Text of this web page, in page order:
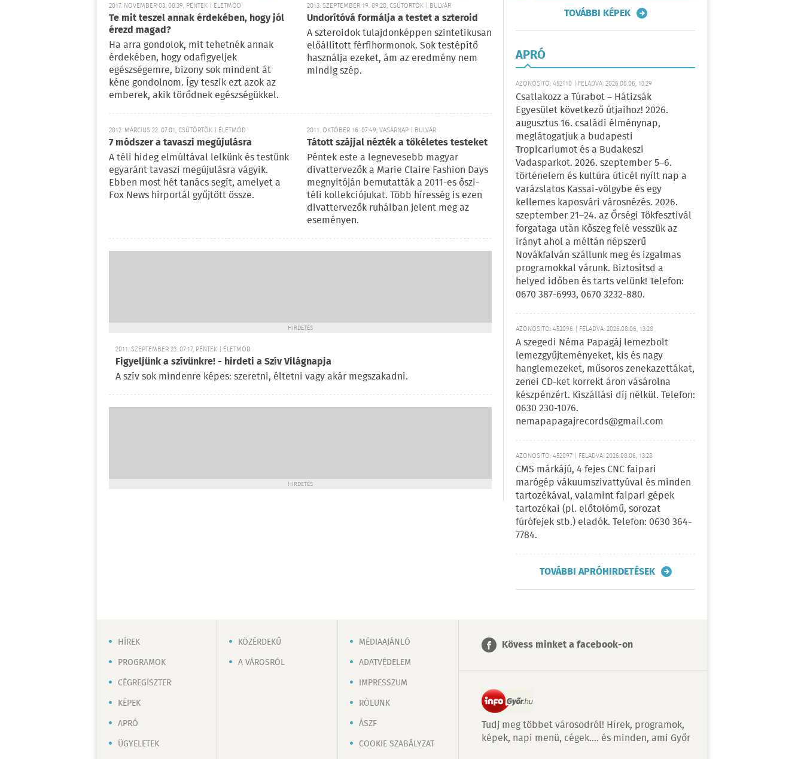
2017. NOVEMBER 03. 08:39, PÉNTEK | ÉLETMÓD
Te mit teszel annak érdekében, hogy jól
érezd magad?
Ha arra gondolok, mit tehetnék annak
érdekében, hogy odafigyeljek
egészségemre, bizony sok mindent át
kéne gondolnom. Így teszik ezt azok az
emberek, akik törődnek egészségükkel.
2013. SZEPTEMBER 19. 09:20, CSÜTÖRTÖK | BULVÁR
Undorítóvá formálja a testet a szteroid
A szteroidok tulajdonképpen szintetikusan
előállított férfihormonok. Sok testépítő
használja ezeket, ám az eredmény nem
mindig szép.
2012. MÁRCIUS 22. 07:01, CSÜTÖRTÖK | ÉLETMÓD
7 módszer a tavaszi megújulásra
A téli hideg elmúltával lelkünk és testünk
egyaránt tavaszi megújulásra vágyik.
Ebben most hét tanács segít, amelyet a
Fox News hírportál gyűjtött össze.
2011. OKTÓBER 16. 07:49, VASÁRNAP | BULVÁR
Tátott szájjal nézték a tökéletes testeket
Péntek este a legnevesebb magyar
divattervezők a Marie Claire Fashion Days
megnyitóján bemutatták a 2011-es őszi-
téli kollekciójukat. Több híresség is ezen
divattervezők ruháiban jelent meg az
eseményen.
HIRDETÉS
2011. SZEPTEMBER 23. 07:17, PÉNTEK | ÉLETMÓD
Figyeljünk a szívünkre! - hirdeti a Szív Világnapja
A szív sok mindenre képes: szeretni, éltetni vagy akár megszakadni.
HIRDETÉS
TOVÁBBI KÉPEK
APRÓ
AZONOSÍTÓ: 452110 | FELADVA: 2026.08.06, 13:29
Csatlakozz a Túrabot – Hátizsák
Egyesület következő útjaihoz! 2026.
augusztus 16. családi élménynap,
meglátogatjuk a budapesti
Tropicariumot és a Budakeszi
Vadasparkot. 2026. szeptember 5–6.
történelem és kultúra úticél nyílt nap a
varázslatos Kassai-völgybe és egy
kellemes kaposvári városnézés. 2026.
szeptember 21–24. az Őrségi Tökfesztivál
forgataga után Kőszeg felé vesszük az
irányt ahol a méltán népszerű
Novákfalván szállunk meg és izgalmas
programokkal várunk. Biztosítsd a
helyed időben és tarts velünk! Telefon:
0670 387-6993, 0670 3232-880.
AZONOSÍTÓ: 452096 | FELADVA: 2026.08.06, 13:28
A szegedi Néma Papagáj lemezbolt
lemezgyűjteményeket, kis és nagy
hanglemezeket, műsoros zenekazettákat,
zenei CD-ket korrekt áron vásárolna
készpénzért. Kiszállási díj nélkül. Telefon:
0630 230-1076.
nemapapagajrecords@gmail.com
AZONOSÍTÓ: 452097 | FELADVA: 2026.08.06, 13:28
CMS márkájú, 4 fejes CNC faipari
marógép vákuumszivattyúval és minden
tartozékával, valamint faipari gépek
tartozékai (pl. előtolómű, sorozat
fúrófejek stb.) eladók. Telefon: 0630 364-
7784.
TOVÁBBI APRÓHIRDETÉSEK
HÍREK
PROGRAMOK
CÉGREGISZTER
KÉPEK
APRÓ
ÜGYELETEK
KÖZÉRDEKŰ
A VÁROSRÓL
MÉDIAAJÁNLÓ
ADATVÉDELEM
IMPRESSZUM
RÓLUNK
ÁSZF
COOKIE SZABÁLYZAT
Kövess minket a facebook-on
Tudj meg többet városodról! Hírek, programok,
képek, napi menü, cégek…. és minden, ami Győr